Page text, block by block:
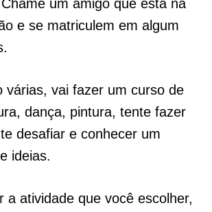
um amigo que está na
e se matriculem em algum
várias, vai fazer um curso de
dança, pintura, tente fazer
desafiar e conhecer um
ideias.
a atividade que você escolher,